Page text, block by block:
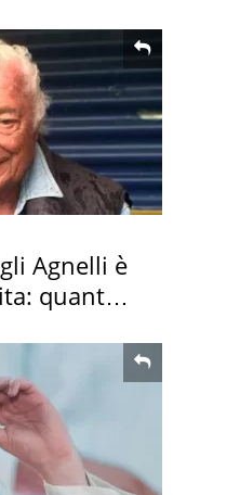
Agnelli è
quanto